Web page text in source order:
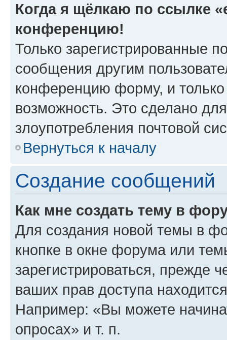
Когда я щёлкаю по ссылке
конференцию!
Только зарегистрированные
сообщения другим
конференцию форму, и
возможность. Это сделано
злоупотребления почтовой
Вернуться к началу
Создание сообщений
Как мне создать тему в
Для создания новой темы в
кнопке в окне форума или
зарегистрироваться, прежде
ваших прав доступа
Например: «Вы можете
опросах» и т. п.